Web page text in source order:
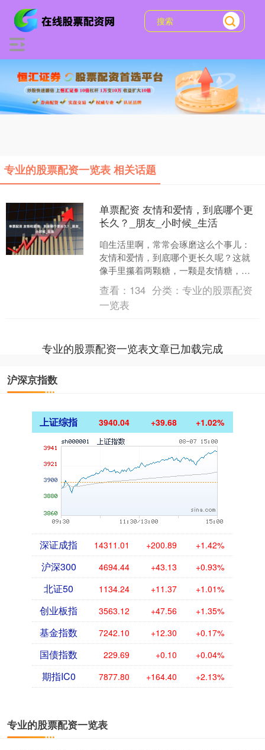
专业的股票配资一览表 相关话题
单票配资 友情和爱情，到底哪个更
长久？_朋友_小时候_生活
咱生活里啊，常常会琢磨这么个事儿：
友情和爱情，到底哪个更长久呢？这就
像手里攥着两颗糖，一颗是友情糖，一
颗是爱情糖，都甜滋滋的，可就是不知
道先吃哪颗能更长久地享受....
查看： 134 分类：专业的股票配资
一览表
专业的股票配资一览表文章已加载完成
沪深京指数
上证综指 3940.04 +39.68 +1.02%
深证成指 14311.01 +200.89 +1.42%
沪深300 4694.44 +43.13 +0.93%
北证50 1134.24 +11.37 +1.01%
创业板指 3563.12 +47.56 +1.35%
基金指数 7242.10 +12.30 +0.17%
国债指数 229.69 +0.10 +0.04%
期指IC0 7877.80 +164.40 +2.13%
专业的股票配资一览表